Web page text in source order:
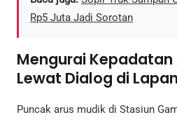
Rp5 Juta Jadi Sorotan
Mengurai Kepadatan
Lewat Dialog di
Puncak arus mudik di Stasiun